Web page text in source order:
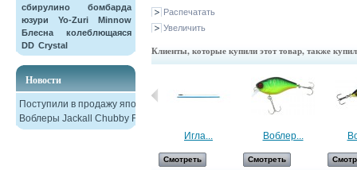
сбирулино
бомбарда
юзури
Yo-Zuri
Minnow
Блесна колеблющаяся
DD Crystal
Новости
Поступили в продажу японские
Воблеры Jackall Chubby F38
Распечатать
Увеличить
Клиенты, которые купили этот товар, также
Игла...
Смотреть
Воблер...
Смотреть